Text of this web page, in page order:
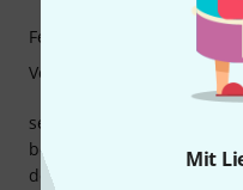
Mit
seit langem bin ich auf
bedienbaren
den diversen
Features
Verarbeitung